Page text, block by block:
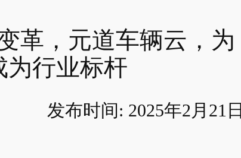
革，元道车辆云，为
为行业标杆
发布时间: 2025年2月21日